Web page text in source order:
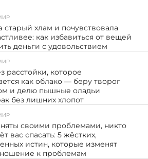
старый хлам и почувствовала
как избавиться от вещей
деньги с удовольствием
расстойки, которое
как облако — беру творог
и делю пышные оладьи
без лишних хлопот
своими проблемами, никто
вас спасать: 5 жёстких,
истин, которые изменят
к проблемам